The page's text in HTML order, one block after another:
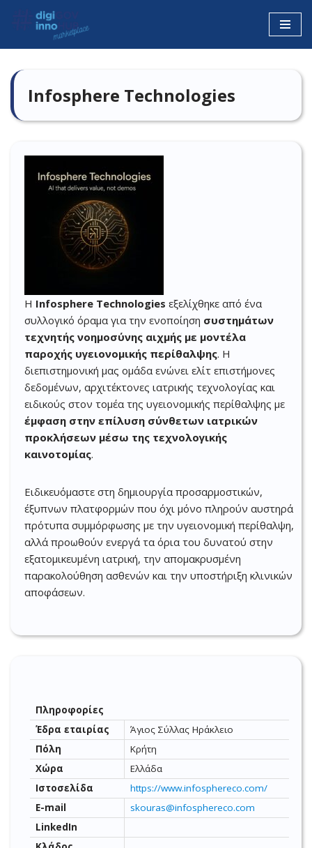
Μεταπηδήστε
περιεχόμενο
Infosphere Technologies
Η Infosphere Technologies εξελίχθηκε από ένα
συλλογικό όραμα για την ενοποίηση συστημάτων
τεχνητής νοημοσύνης αιχμής με μοντέλα
παροχής υγειονομικής περίθαλψης. Η
διεπιστημονική μας ομάδα ενώνει ελίτ επιστήμονες
δεδομένων, αρχιτέκτονες ιατρικής τεχνολογίας και
ειδικούς στον τομέα της υγειονομικής περίθαλψης με
έμφαση στην επίλυση σύνθετων ιατρικών
προκλήσεων μέσω της τεχνολογικής
καινοτομίας.
Ειδικευόμαστε στη δημιουργία προσαρμοστικών,
έξυπνων πλατφορμών που όχι μόνο πληρούν αυστηρά
πρότυπα συμμόρφωσης με την υγειονομική περίθαλψη,
αλλά προωθούν ενεργά τα όρια του δυνατού στην
εξατομικευμένη ιατρική, την απομακρυσμένη
παρακολούθηση ασθενών και την υποστήριξη κλινικών
αποφάσεων.
Πληροφορίες
Έδρα εταιρίας
Άγιος Σύλλας Ηράκλειο
Πόλη
Κρήτη
Χώρα
Ελλάδα
Ιστοσελίδα
https://www.infosphereco.com/
E-mail
skouras@infosphereco.com
LinkedIn